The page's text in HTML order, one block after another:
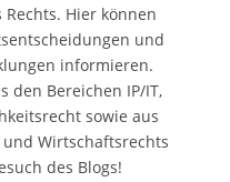
Hier können
und
informieren.
den Bereichen IP/IT,
sowie aus
Wirtschaftsrechts
des Blogs!